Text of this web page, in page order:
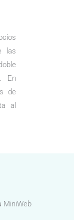
las
En
de
al
MiniWeb